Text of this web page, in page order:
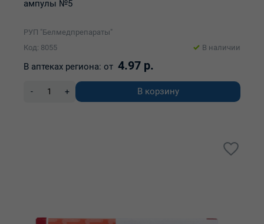
ампулы №5
РУП "Белмедпрепараты"
Код: 8055
В наличии
В аптеках региона: от 4.97 р.
- + В корзину